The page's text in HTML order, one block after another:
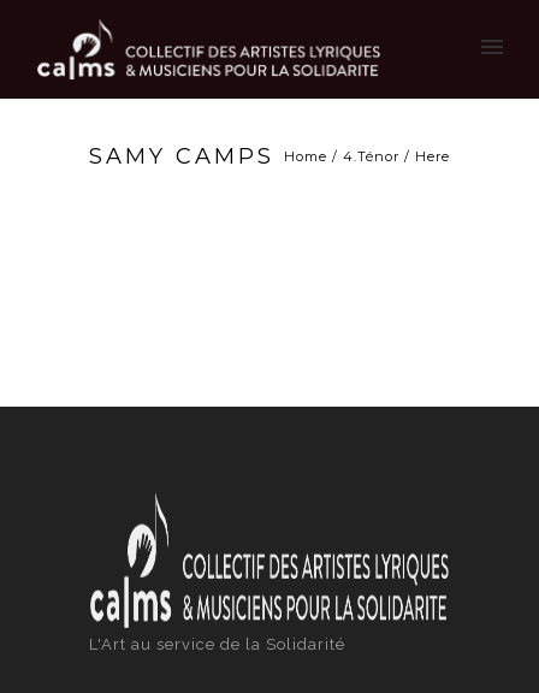
SAMY CAMPS Home / 4.Ténor / Here
L'Art au service de la Solidarité